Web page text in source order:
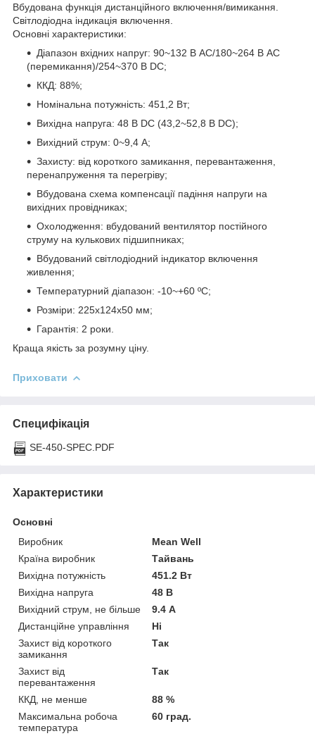
Вбудована функція дистанційного включення/вимикання.
Світлодіодна індикація включення.
Основні характеристики:
Діапазон вхідних напруг: 90~132 В AC/180~264 В AC
(перемикання)/254~370 В DC;
ККД: 88%;
Номінальна потужність: 451,2 Вт;
Вихідна напруга: 48 В DC (43,2~52,8 В DC);
Вихідний струм: 0~9,4 А;
Захисту: від короткого замикання, перевантаження,
перенапруження та перегріву;
Вбудована схема компенсації падіння напруги на
вихідних провідниках;
Охолодження: вбудований вентилятор постійного
струму на кулькових підшипниках;
Вбудований світлодіодний індикатор включення
живлення;
Температурний діапазон: -10~+60 ºС;
Розміри: 225х124х50 мм;
Гарантія: 2 роки.
Краща якість за розумну ціну.
Приховати
Специфікація
SE-450-SPEC.PDF
Характеристики
Основні
Виробник
Mean Well
Країна виробник
Тайвань
Вихідна потужність
451.2 Вт
Вихідна напруга
48 В
Вихідний струм, не більше
9.4 А
Дистанційне управління
Ні
Захист від короткого
замикання
Так
Захист від
перевантаження
Так
ККД, не менше
88 %
Максимальна робоча
температура
60 град.